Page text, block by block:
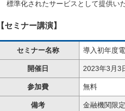
標準化されたサービスとして提供い
【セミナー講演】
セミナー名称 導入初年度
開催日 2023年3月3
参加費 無料
備考 金融機関限